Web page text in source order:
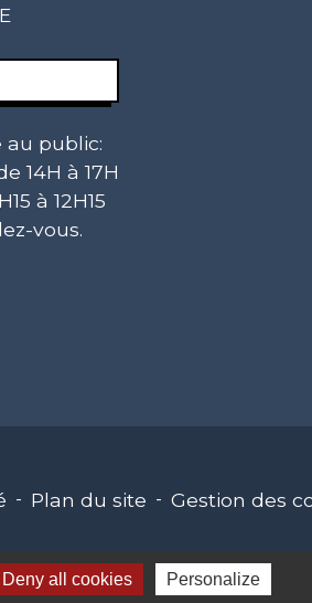
au public:
14H à 17H
à 12H15
vous.
- Plan du site - Gestion des
Communes
Deny all cookies Personalize